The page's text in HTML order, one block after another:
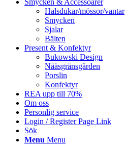
Smycken & Accessoarer
Halsdukar/mössor/vantar
Smycken
Sjalar
Bälten
Present & Konfektyr
Bukowski Design
Nääsgränsgården
Porslin
Konfektyr
REA upp till 70%
Om oss
Personlig service
Login / Register Page Link
Sök
Menu Menu